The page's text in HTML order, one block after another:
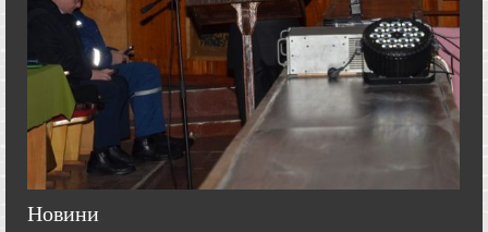
Новини